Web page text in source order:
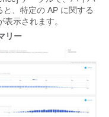
、特定の AP に関する
示されます。
リー